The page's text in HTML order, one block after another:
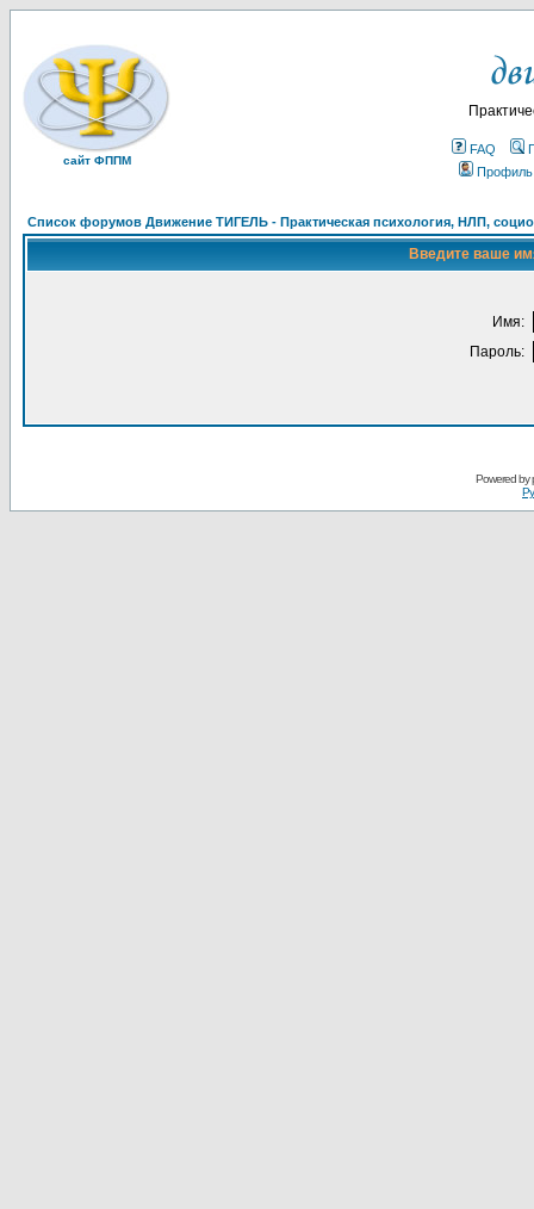
сайт ФППМ
FAQ
Профиль
Список форумов Движение ТИГЕЛЬ - Практическая психология, НЛП,
Введите ваше
Имя:
Пароль:
Powered by